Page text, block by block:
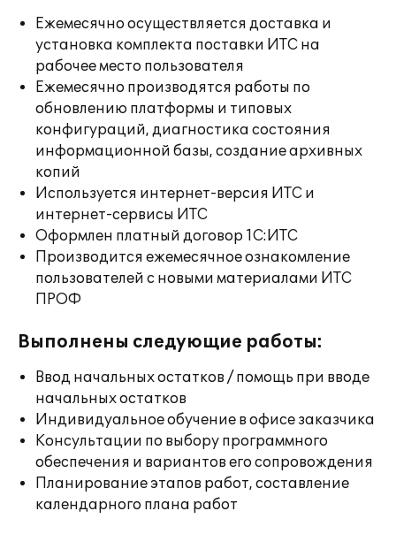
Ежемесячно осуществляется доставка и
установка комплекта поставки ИТС на
рабочее место пользователя
Ежемесячно производятся работы по
обновлению платформы и типовых
конфигураций, диагностика состояния
информационной базы, создание архивных
копий
Используется интернет-версия ИТС и
интернет-сервисы ИТС
Оформлен платный договор 1С:ИТС
Производится ежемесячное ознакомление
пользователей с новыми материалами ИТС
ПРОФ
Выполнены следующие работы:
Ввод начальных остатков / помощь при вводе
начальных остатков
Индивидуальное обучение в офисе заказчика
Консультации по выбору программного
обеспечения и вариантов его сопровождения
Планирование этапов работ, составление
календарного плана работ